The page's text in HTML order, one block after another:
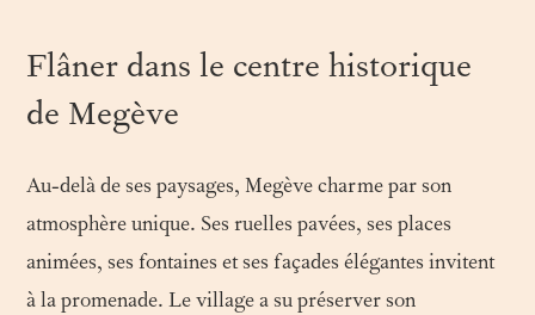
Flâner dans le centre historique
de Megève
Au-delà de ses paysages, Megève charme par son
atmosphère unique. Ses ruelles pavées, ses places
animées, ses fontaines et ses façades élégantes invitent
à la promenade. Le village a su préserver son